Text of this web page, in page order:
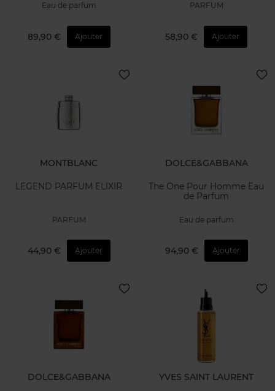
Eau de parfum
89,90 € Ajouter
PARFUM
58,90 € Ajouter
MONTBLANC
LEGEND PARFUM ELIXIR
PARFUM
44,90 € Ajouter
DOLCE&GABBANA
The One Pour Homme Eau
de Parfum
Eau de parfum
94,90 € Ajouter
DOLCE&GABBANA YVES SAINT LAURENT